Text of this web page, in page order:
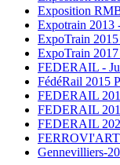
Exposition
Expotrain 2013
ExpoTrain
ExpoTrain
FEDERAIL -
FédéRail 2015
FEDERAIL
FEDERAIL
FEDERAIL
Gennevilliers-